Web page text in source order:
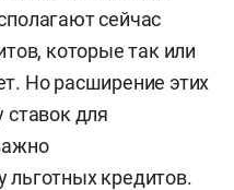
сейчас
которые так или
Но расширение этих
ставок для
льготных кредитов.